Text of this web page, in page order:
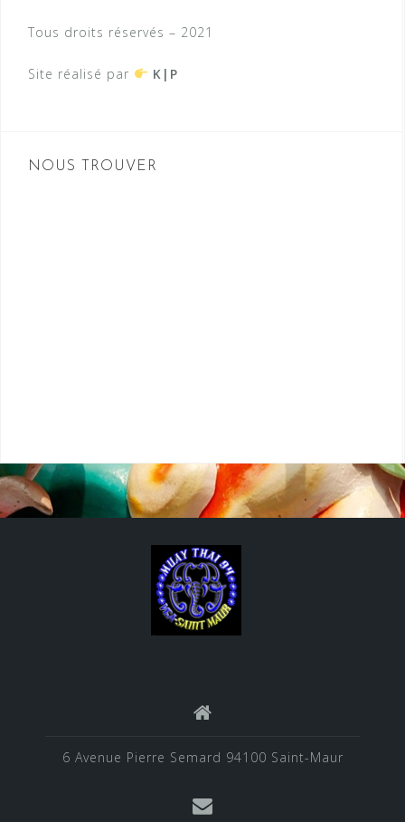
Tous droits réservés – 2021
Site réalisé par K|P
NOUS TROUVER
6 Avenue Pierre Semard 94100 Saint-Maur